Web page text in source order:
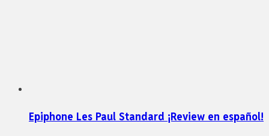
Epiphone Les Paul Standard ¡Review en español!